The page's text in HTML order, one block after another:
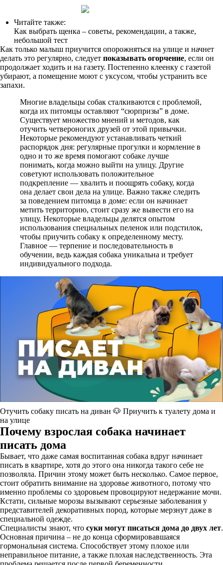
Читайте также:
Как выбрать щенка – советы, рекомендации, а также,
небольшой тест
Как только малыш приучится опорожняться на улице и начнет
делать это регулярно, следует показывать огорчение, если он
продолжает ходить и на газету. Постепенно клеенку с газетой
убирают, а помещение моют с уксусом, чтобы устранить все
запахи.
Многие владельцы собак сталкиваются с проблемой,
когда их питомцы оставляют “сюрпризы” в доме.
Существует множество мнений и методов, как
отучить четвероногих друзей от этой привычки.
Некоторые рекомендуют устанавливать четкий
распорядок дня: регулярные прогулки и кормление в
одно и то же время помогают собаке лучше
понимать, когда можно выйти на улицу. Другие
советуют использовать положительное
подкрепление — хвалить и поощрять собаку, когда
она делает свои дела на улице. Важно также следить
за поведением питомца в доме: если он начинает
метить территорию, стоит сразу же вывести его на
улицу. Некоторые владельцы делятся опытом
использования специальных пеленок или подстилок,
чтобы приучить собаку к определенному месту.
Главное — терпение и последовательность в
обучении, ведь каждая собака уникальна и требует
индивидуального подхода.
Отучить собаку писать на диван 🐶 Приучить к туалету дома и
на улице
Почему взрослая собака начинает
писать дома
Бывает, что даже самая воспитанная собака вдруг начинает
писать в квартире, хотя до этого она никогда такого себе не
позволяла. Причин этому может быть несколько. Самое первое,
стоит обратить внимание на здоровье животного, потому что
именно проблемы со здоровьем провоцируют недержание мочи.
Кстати, сильные морозы вызывают серьезные заболевания у
представителей декоративных пород, которые мерзнут даже в
специальной одежде.
Специалисты знают, что суки могут писаться дома до двух лет.
Основная причина – не до конца сформировавшаяся
гормональная система. Способствует этому плохое или
неправильное питание, а также плохая наследственность. Эта